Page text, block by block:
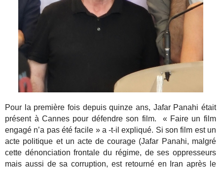
Pour la première fois depuis quinze ans, Jafar Panahi était
présent à Cannes pour défendre son film. « Faire un film
engagé n’a pas été facile » a -t-il expliqué. Si son film est un
acte politique et un acte de courage (Jafar Panahi, malgré
cette dénonciation frontale du régime, de ses oppresseurs
mais aussi de sa corruption, est retourné en Iran après le